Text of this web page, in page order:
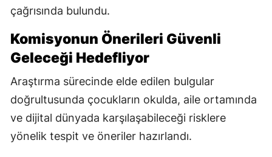
çağrısında bulundu.
Komisyonun Önerileri Güvenli
Geleceği Hedefliyor
Araştırma sürecinde elde edilen bulgular
doğrultusunda çocukların okulda, aile ortamında
ve dijital dünyada karşılaşabileceği risklere
yönelik tespit ve öneriler hazırlandı.